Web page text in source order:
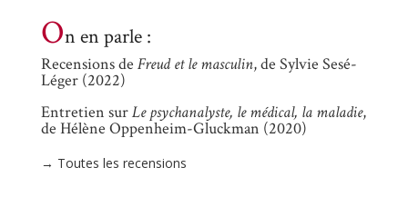
On en parle :
Recensions de Freud et le masculin, de Sylvie Sesé-
Léger (2022)
Entretien surLe psychanalyste, le médical, la maladie,
de Hélène Oppenheim-Gluckman (2020)
→ Toutes les recensions